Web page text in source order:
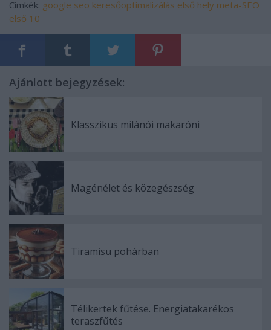
Címkék: google seo keresőoptimalizálás első hely meta-SEO
első 10
Ajánlott bejegyzések:
Klasszikus milánói makaróni
Magénélet és közegészség
Tiramisu pohárban
Télikertek fűtése. Energiatakarékos
teraszfűtés